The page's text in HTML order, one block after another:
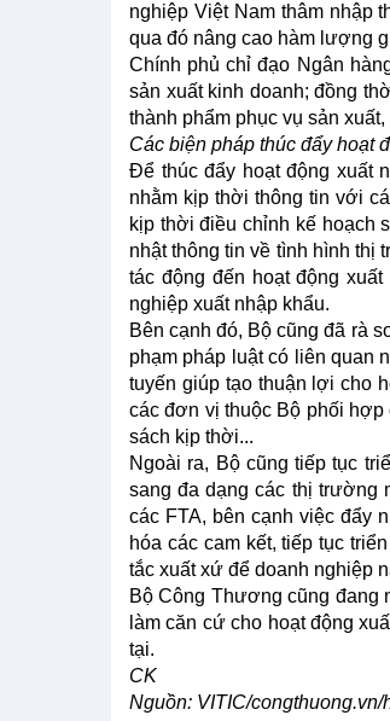
nghiệp Việt Nam thâm nhập
qua đó nâng cao hàm lượng
Chính phủ chỉ đạo Ngân
sản xuất kinh doanh; đồng
thành phẩm phục vụ sản
Các biện pháp thúc đẩy hoạt
Để thúc đẩy hoạt động xuất
nhằm kịp thời thông tin với
kịp thời điều chỉnh kế hoạch
nhật thông tin về tình hình
tác động đến hoạt động
nghiệp xuất nhập khẩu.
Bên cạnh đó, Bộ cũng đã rà
phạm pháp luật có liên quan
tuyến giúp tạo thuận lợi cho
các đơn vị thuộc Bộ phối
sách kịp thời...
Ngoài ra, Bộ cũng tiếp tục
sang đa dạng các thị trường
các FTA, bên cạnh việc đẩy
hóa các cam kết, tiếp tục
tắc xuất xứ để doanh nghiệp
Bộ Công Thương cũng đang
làm căn cứ cho hoạt động
tại.
CK
Nguồn: VITIC/